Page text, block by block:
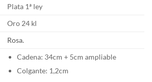
Plata 1ª ley
Oro 24 kl
Rosa.
Cadena: 34cm + 5cm ampliable
Colgante: 1,2cm